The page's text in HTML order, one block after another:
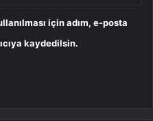
için adım, e-posta
kaydedilsin.